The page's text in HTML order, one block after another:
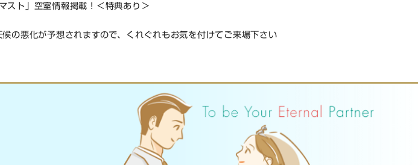
スト」空室情報掲載！＜特典あり＞
の悪化が予想されますので、くれぐれもお気を付けてご来場下さい